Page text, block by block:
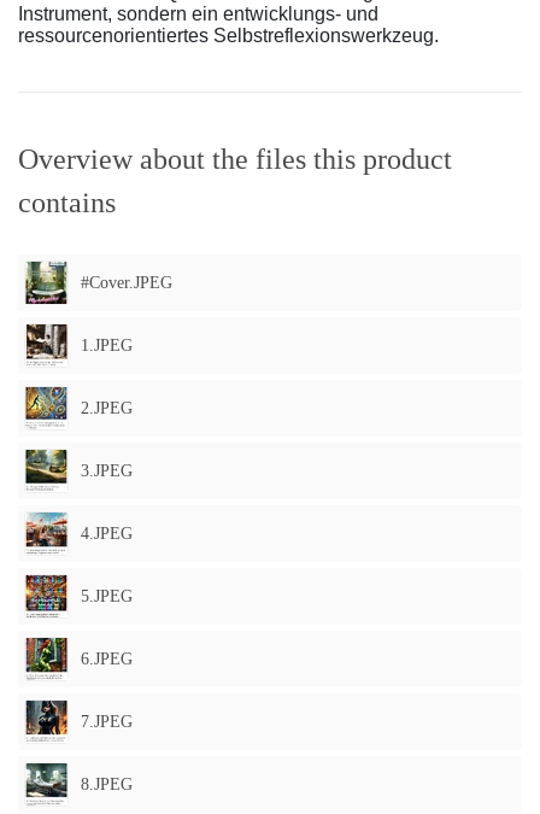
Instrument, sondern ein entwicklungs- und
ressourcenorientiertes Selbstreflexionswerkzeug.
Overview about the files this product
contains
#Cover.JPEG
1.JPEG
2.JPEG
3.JPEG
4.JPEG
5.JPEG
6.JPEG
7.JPEG
8.JPEG